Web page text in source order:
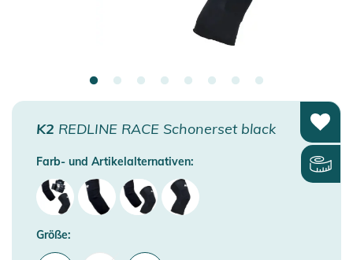
K2 REDLINE RACE Schonerset black
Farb- und Artikelalternativen:
Größe: